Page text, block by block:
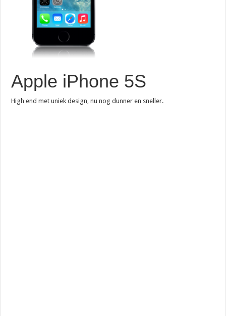
Apple iPhone 5S
High end met uniek design, nu nog dunner en sneller.